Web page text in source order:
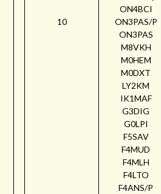
10
ON4BCI
ON3PAS/P
ON3PAS
M8VKH
M0HEM
M0DXT
LY2KM
IK1MAF
G3DIG
G0LPI
F5SAV
F4MUD
F4MLH
F4LTO
F4ANS/P